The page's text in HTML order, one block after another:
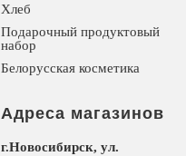
Хлеб
Подарочный продуктовый
набор
Белорусская косметика
Адреса магазинов
г.Новосибирск, ул.